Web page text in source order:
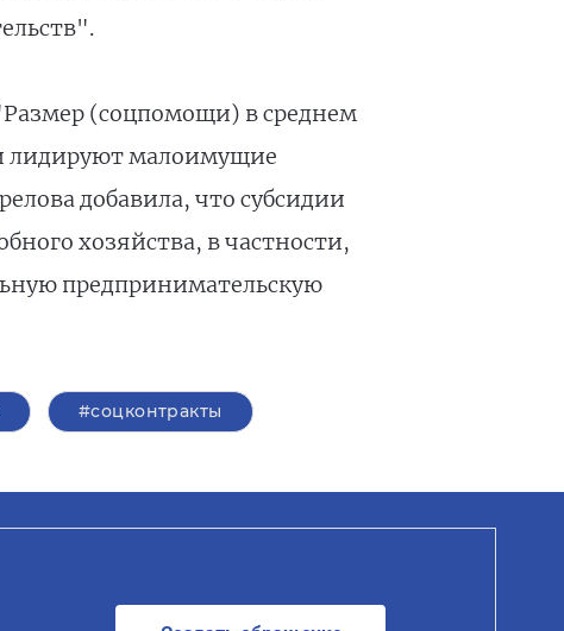
(соцпомощи) в среднем
лидируют малоимущие
добавила, что субсидии
хозяйства, в частности,
предпринимательскую
#соцконтракты